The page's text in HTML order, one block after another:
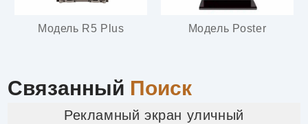
Модель R5 Plus Модель Poster
Связанный Поиск
Рекламный экран уличный